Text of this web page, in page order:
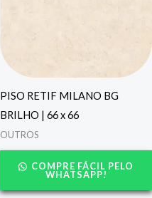
PISO RETIF MILANO BG
BRILHO | 66 x 66
OUTROS
COMPRE FÁCIL PELO
WHATSAPP!